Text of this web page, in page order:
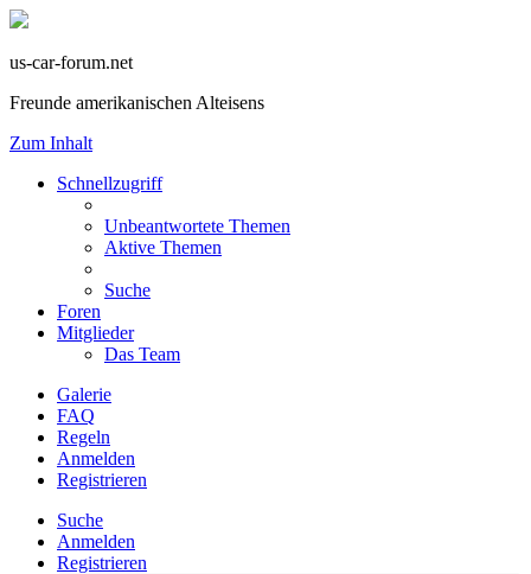
us-car-forum.net
Freunde amerikanischen Alteisens
Zum Inhalt
Schnellzugriff
Unbeantwortete Themen
Aktive Themen
Suche
Foren
Mitglieder
Das Team
Galerie
FAQ
Regeln
Anmelden
Registrieren
Suche
Anmelden
Registrieren